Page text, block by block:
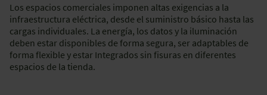
Los espacios comerciales imponen altas exigencias a la
infraestructura eléctrica, desde el suministro básico hasta las
cargas individuales. La energía, los datos y la iluminación
deben estar disponibles de forma segura, ser adaptables de
forma flexible y estar Integrados sin fisuras en diferentes
espacios de la tienda.